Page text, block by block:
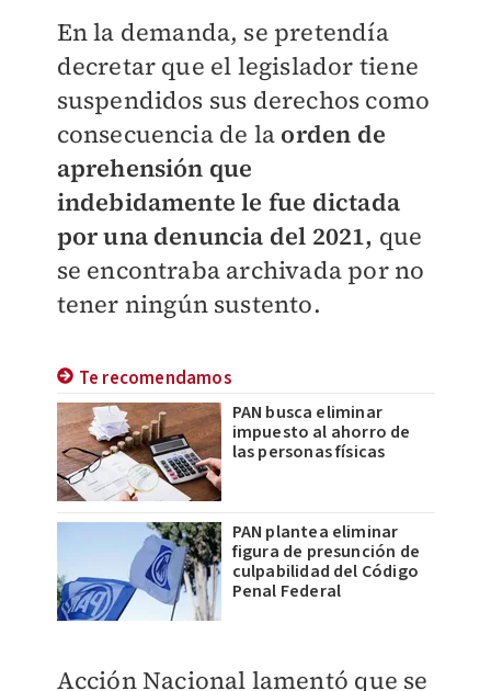
En la demanda, se pretendía
decretar que el legislador tiene
suspendidos sus derechos como
consecuencia de la orden de
aprehensión que
indebidamente le fue dictada
por una denuncia del 2021, que
se encontraba archivada por no
tener ningún sustento.
Te recomendamos
PAN busca eliminar
impuesto al ahorro de
las personas físicas
PAN plantea eliminar
figura de presunción de
culpabilidad del Código
Penal Federal
Acción Nacional lamentó que se